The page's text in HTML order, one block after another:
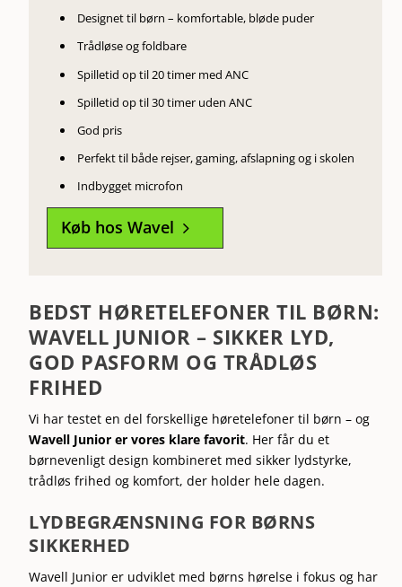
Designet til børn – komfortable, bløde puder
Trådløse og foldbare
Spilletid op til 20 timer med ANC
Spilletid op til 30 timer uden ANC
God pris
Perfekt til både rejser, gaming, afslapning og i skolen
Indbygget microfon
Køb hos Wavel 5
BEDST HØRETELEFONER TIL BØRN:
WAVELL JUNIOR – SIKKER LYD,
GOD PASFORM OG TRÅDLØS
FRIHED
Vi har testet en del forskellige høretelefoner til børn – og
Wavell Junior er vores klare favorit. Her får du et
børnevenligt design kombineret med sikker lydstyrke,
trådløs frihed og komfort, der holder hele dagen.
LYDBEGRÆNSNING FOR BØRNS
SIKKERHED
Wavell Junior er udviklet med børns hørelse i fokus og har